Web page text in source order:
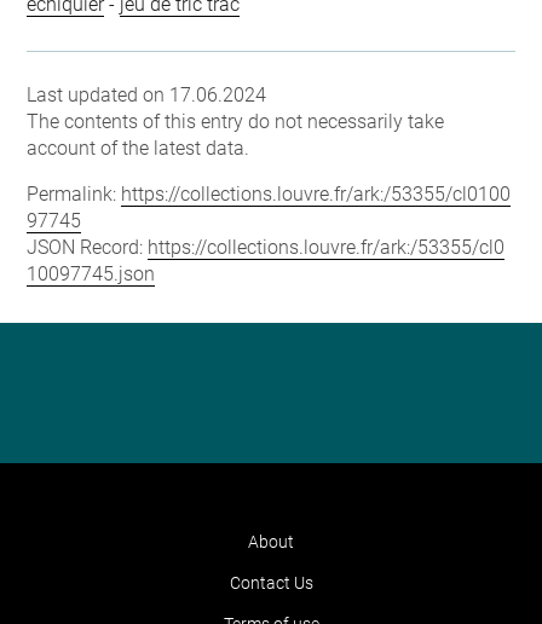
Last updated on 17.06.2024
The contents of this entry do not necessarily take
account of the latest data.
Permalink: https://collections.louvre.fr/ark:/53355/cl0100
97745
JSON Record: https://collections.louvre.fr/ark:/53355/cl0
10097745.json
About
Contact Us